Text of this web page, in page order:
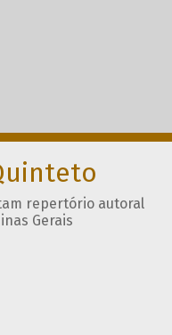
repertório autoral
Gerais